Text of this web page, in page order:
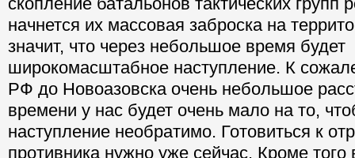
начнется их массовая заброска на
значит, что через небольшое время будет
широкомасштабное наступление. К
РФ до Новоазовска очень небольшое
времени у нас будет очень мало на то,
наступление необратимо. Готовиться к
противника нужно уже сейчас. Кроме того